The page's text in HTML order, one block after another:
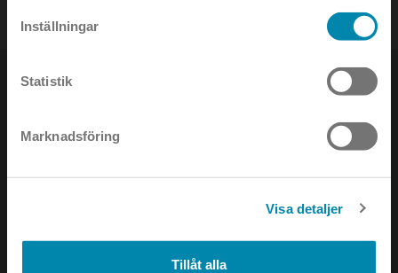
Inställningar
Statistik
Marknadsföring
Visa detaljer
Tillåt alla
Håll dig uppdaterad om det senaste inom ljusets värld!